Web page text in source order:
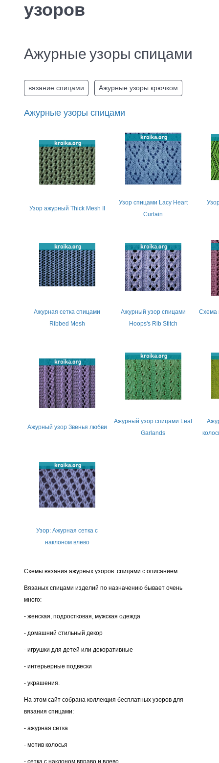
узоров
Ажурные узоры спицами
вязание спицами Ажурные узоры крючком
Ажурные узоры спицами
Узор ажурный Thick Mesh II
Узор спицами Lacy Heart
Curtain
Ажурная сетка спицами
Ribbed Mesh
Ажурный узор спицами
Hoops's Rib Stitch
Схема
Ажурный узор Звенья любви
Ажурный узор спицами Leaf
Garlands
Узор: Ажурная сетка с
наклоном влево
Схемы вязания ажурных узоров спицами с описанием.
Вязаных спицами изделий по назначению бывает очень
много:
- женская, подростковая, мужская одежда
- домашний стильный декор
- игрушки для детей или декоративные
- интерьерные подвески
- украшения.
На этом сайт собрана коллекция бесплатных узоров для
вязания спицами:
- ажурная сетка
- мотив колосья
- сетка с наклоном вправо и влево